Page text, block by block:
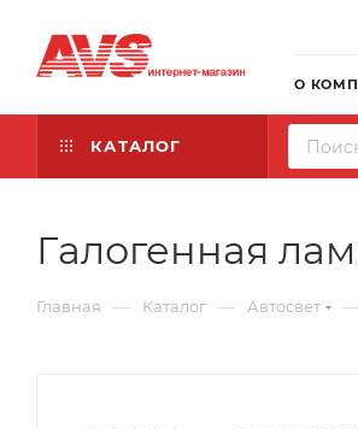
О
КАТАЛОГ
Галогенная
Главная — Каталог — Автосвет